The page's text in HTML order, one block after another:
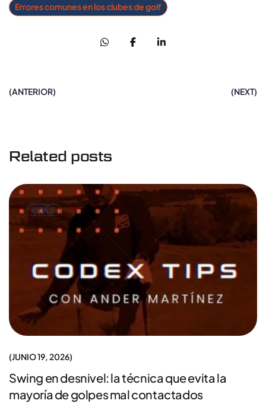
Errores comunes en los clubes de golf
(ANTERIOR) (NEXT)
Related posts
GOLF
JUNIO 19, 2026
Swing en desnivel: la técnica que evita la
mayoría de golpes mal contactados